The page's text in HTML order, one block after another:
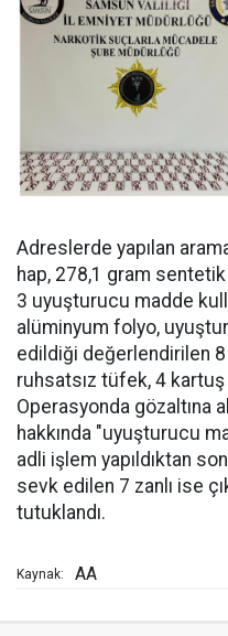
Adreslerde yapılan
hap, 278,1 gram
3 uyuşturucu madde
alüminyum folyo,
edildiği değerlendirilen
ruhsatsız tüfek, 4
Operasyonda gözaltına
hakkında "uyuşturucu
adli işlem yapıldıktan
sevk edilen 7 zanlı ise
tutuklandı.
Kaynak: AA